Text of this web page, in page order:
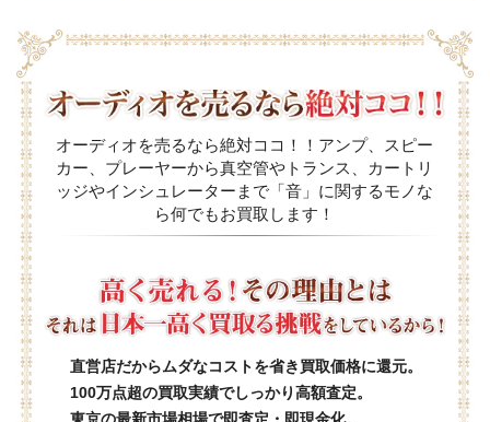
オーディオを売るなら絶対ココ！！アンプ、スピー
カー、プレーヤーから真空管やトランス、カートリ
ッジやインシュレーターまで「音」に関するモノな
ら何でもお買取します！
直営店だからムダなコストを省き買取価格に還元。
100万点超の買取実績でしっかり高額査定。
東京の最新市場相場で即査定・即現金化。